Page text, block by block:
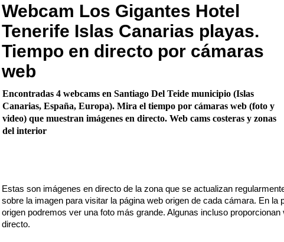
Webcam Los Gigantes Hotel
Tenerife Islas Canarias playas.
Tiempo en directo por cámaras
web
Encontradas 4 webcams en Santiago Del Teide municipio (Islas
Canarias, España, Europa). Mira el tiempo por cámaras web (foto y
video) que muestran imágenes en directo. Web cams costeras y zonas
del interior
Estas son imágenes en directo de la zona que se actualizan
sobre la imagen para visitar la página web origen de cada cámara. En la
origen podremos ver una foto más grande. Algunas incluso proporcionan
directo.